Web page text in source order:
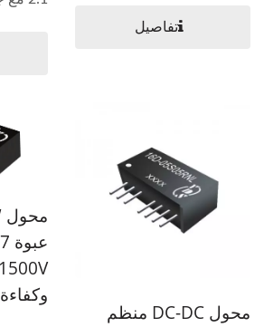
تفاصيل
محول DC-DC منظم
وكفاءة 82%